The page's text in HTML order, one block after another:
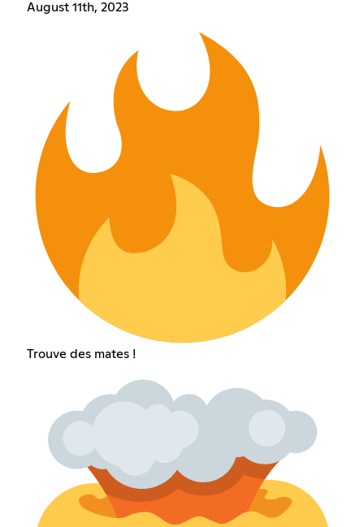
August 11th, 2023
Trouve des mates !